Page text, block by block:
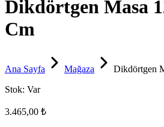
Dikdörtgen Masa
Cm
Ana Sayfa Mağaza
Dikdörtgen
Stok: Var
3.465,00 ₺